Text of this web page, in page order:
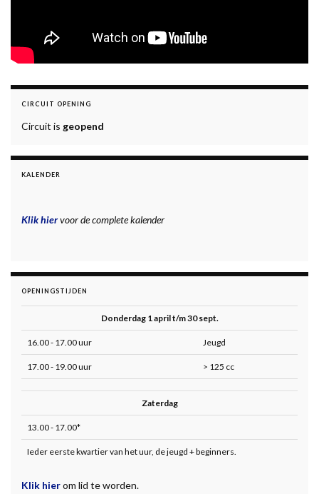
CIRCUIT OPENING
Circuit is geopend
KALENDER
Klik hiervoor de complete kalender
OPENINGSTIJDEN
Donderdag 1 april t/m 30 sept.
16.00 - 17.00 uur Jeugd
17.00 - 19.00 uur > 125 cc
Zaterdag
13.00 - 17.00*
Ieder eerste kwartier van het uur, de jeugd + beginners.
Klik hierom lid te worden.